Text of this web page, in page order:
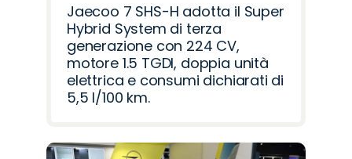
Jaecoo 7 SHS-H adotta il Super
Hybrid System di terza
generazione con 224 CV,
motore 1.5 TGDI, doppia unità
elettrica e consumi dichiarati di
5,5 l/100 km.